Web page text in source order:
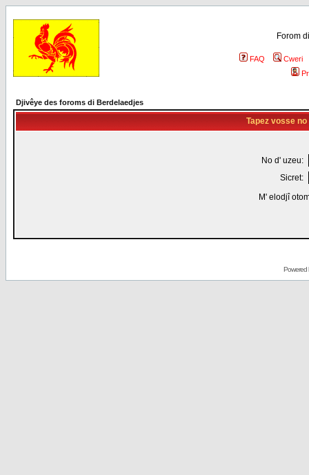
Forom
FAQ
Cweri
Djivêye des foroms di Berdelaedjes
Tapez vosse
No d' uzeu:
Sicret:
M' elodjî
Powered